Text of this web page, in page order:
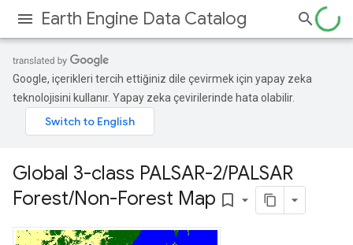
Earth Engine Data Catalog
Google, içerikleri tercih ettiğiniz dile çevirmek için yapay zeka
teknolojisini kullanır. Yapay zeka çevirilerinde hata olabilir.
Global 3-class PALSAR-2/PALSAR
Forest/Non-Forest Map bookmark_border